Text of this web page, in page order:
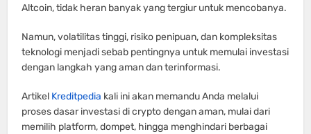
Altcoin, tidak heran banyak yang tergiur untuk mencobanya.
Namun, volatilitas tinggi, risiko penipuan, dan kompleksitas
teknologi menjadi sebab pentingnya untuk memulai investasi
dengan langkah yang aman dan terinformasi.
Artikel Kreditpedia kali ini akan memandu Anda melalui
proses dasar investasi di crypto dengan aman, mulai dari
memilih platform, dompet, hingga menghindari berbagai